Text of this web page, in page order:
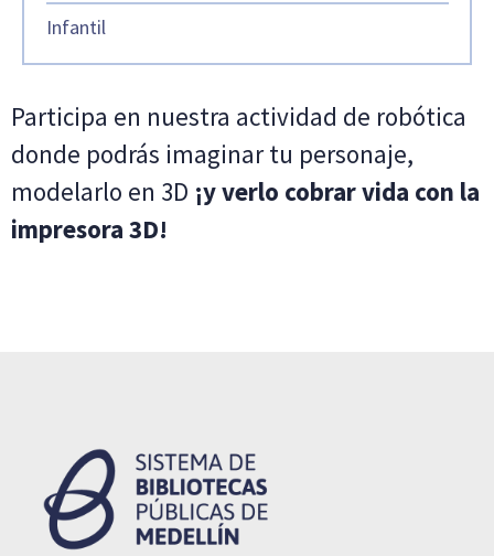
Infantil
Participa en nuestra actividad de robótica
donde podrás imaginar tu personaje,
modelarlo en 3D ¡y verlo cobrar vida con la
impresora 3D!